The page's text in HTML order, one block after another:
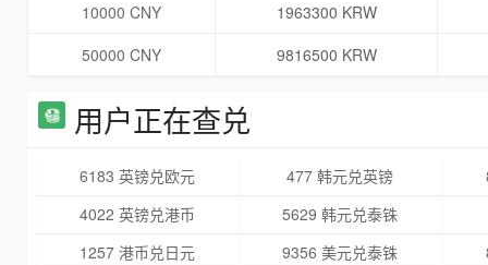
10000 CNY
1963300 KRW
50000 CNY
9816500 KRW
用户正在查兑
6183 英镑兑欧元 477 韩元兑英镑
4022 英镑兑港币
5629 韩元兑泰铢
1257 港币兑日元
9356 美元兑泰铢